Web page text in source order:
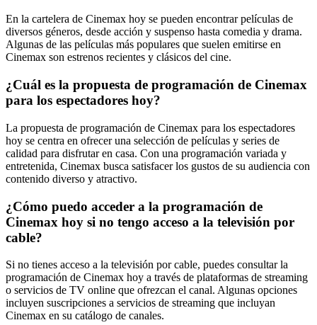
En la cartelera de Cinemax hoy se pueden encontrar películas de
diversos géneros, desde acción y suspenso hasta comedia y drama.
Algunas de las películas más populares que suelen emitirse en
Cinemax son estrenos recientes y clásicos del cine.
¿Cuál es la propuesta de programación de Cinemax
para los espectadores hoy?
La propuesta de programación de Cinemax para los espectadores
hoy se centra en ofrecer una selección de películas y series de
calidad para disfrutar en casa. Con una programación variada y
entretenida, Cinemax busca satisfacer los gustos de su audiencia con
contenido diverso y atractivo.
¿Cómo puedo acceder a la programación de
Cinemax hoy si no tengo acceso a la televisión por
cable?
Si no tienes acceso a la televisión por cable, puedes consultar la
programación de Cinemax hoy a través de plataformas de streaming
o servicios de TV online que ofrezcan el canal. Algunas opciones
incluyen suscripciones a servicios de streaming que incluyan
Cinemax en su catálogo de canales.